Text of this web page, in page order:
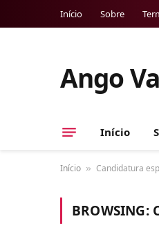
Início Sobre
Ango
Início
Início » Candidatura
BROWSING: